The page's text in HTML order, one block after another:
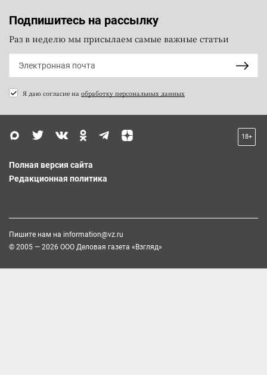
Подпишитесь на рассылку
Раз в неделю мы присылаем самые важные статьи
Я даю согласие на обработку персональных данных
18+
Полная версия сайта
Редакционная политика
Пишите нам на information@vz.ru
© 2005 — 2026 ООО Деловая газета «Взгляд»